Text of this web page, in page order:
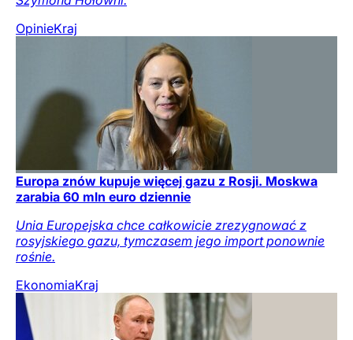
OpinieKraj
Europa znów kupuje więcej gazu z Rosji. Moskwa
zarabia 60 mln euro dziennie
Unia Europejska chce całkowicie zrezygnować z
rosyjskiego gazu, tymczasem jego import ponownie
rośnie.
EkonomiaKraj